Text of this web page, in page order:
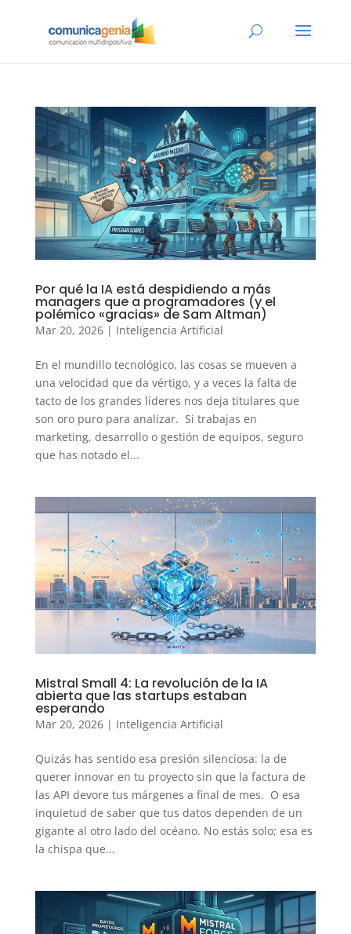
Por qué la IA está despidiendo a más
managers que a programadores (y el
polémico «gracias» de Sam Altman)
Mar 20, 2026| Inteligencia Artificial
En el mundillo tecnológico, las cosas se mueven a
una velocidad que da vértigo, y a veces la falta de
tacto de los grandes líderes nos deja titulares que
son oro puro para analizar. Si trabajas en
marketing, desarrollo o gestión de equipos, seguro
que has notado el...
Mistral Small 4: La revolución de la IA
abierta que las startups estaban
esperando
Mar 20, 2026| Inteligencia Artificial
Quizás has sentido esa presión silenciosa: la de
querer innovar en tu proyecto sin que la factura de
las API devore tus márgenes a final de mes. O esa
inquietud de saber que tus datos dependen de un
gigante al otro lado del océano. No estás solo; esa es
la chispa que...